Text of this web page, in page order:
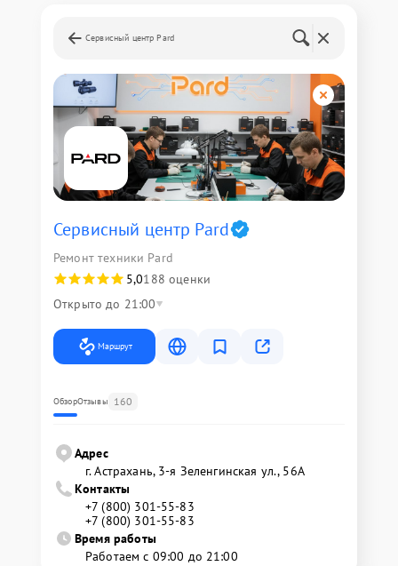
Сервисный центр Pard
Сервисный центр Pard
Ремонт техники Pard
5,0188 оценки
Открыто до 21:00
Маршрут
ОбзорОтзывы 160
Адрес
г. Астрахань, 3-я Зеленгинская ул., 56А
Контакты
+7 (800) 301-55-83
+7 (800) 301-55-83
Время работы
Работаем с 09:00 до 21:00